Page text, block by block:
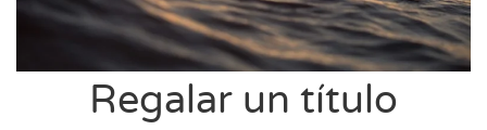
Regalar un título